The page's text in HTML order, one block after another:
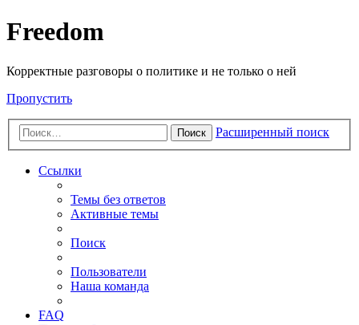
Freedom
Корректные разговоры о политике и не только о ней
Пропустить
Поиск Расширенный поиск
Ссылки
Темы без ответов
Активные темы
Поиск
Пользователи
Наша команда
FAQ